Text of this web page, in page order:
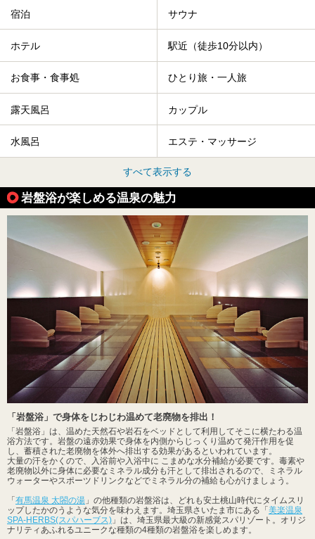
宿泊 サウナ
ホテル 駅近（徒歩10分以内）
お食事・食事処 ひとり旅・一人旅
露天風呂 カップル
水風呂 エステ・マッサージ
すべて表示する
岩盤浴が楽しめる温泉の魅力
「岩盤浴」で身体をじわじわ温めて老廃物を排出！
「岩盤浴」は、温めた天然石や岩石をベッドとして利用してそこに横たわる温
浴方法です。岩盤の遠赤効果で身体を内側からじっくり温めて発汗作用を促
し、蓄積された老廃物を体外へ排出する効果があるといわれています。
大量の汗をかくので、入浴前や入浴中に こまめな水分補給が必要です。毒素や
老廃物以外に身体に必要なミネラル成分も汗として排出されるので、ミネラル
ウォーターやスポーツドリンクなどでミネラル分の補給も心がけましょう。
「 有馬温泉 太閤の湯 」の他種類の岩盤浴は、どれも安土桃山時代にタイムスリ
ップしたかのうような気分を味わえます。埼玉県さいたま市にある「 美楽温泉
SPA-HERBS(スパハーブス) 」は、埼玉県最大級の新感覚スパリゾート。オリジ
ナリティあふれるユニークな種類の4種類の岩盤浴を楽しめます。